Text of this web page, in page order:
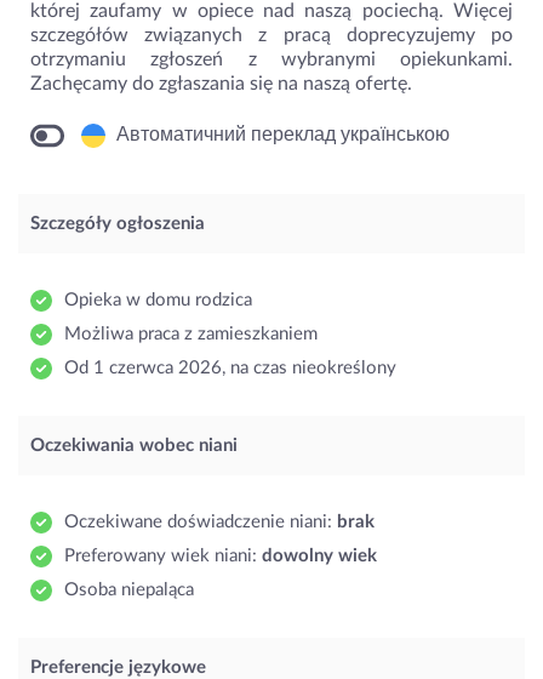
której zaufamy w opiece nad naszą pociechą. Więcej
szczegółów związanych z pracą doprecyzujemy po
otrzymaniu zgłoszeń z wybranymi opiekunkami.
Zachęcamy do zgłaszania się na naszą ofertę.
Автоматичний переклад українською
Szczegóły ogłoszenia
Opieka w domu rodzica
Możliwa praca z zamieszkaniem
Od 1 czerwca 2026, na czas nieokreślony
Oczekiwania wobec niani
Oczekiwane doświadczenie niani: brak
Preferowany wiek niani: dowolny wiek
Osoba niepaląca
Preferencje językowe